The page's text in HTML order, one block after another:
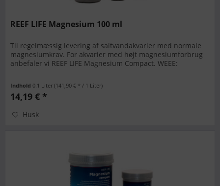
REEF LIFE Magnesium 100 ml
Til regelmæssig levering af saltvandakvarier med normale
magnesiumkrav. For akvarier med højt magnesiumforbrug
anbefaler vi REEF LIFE Magnesium Compact. WEEE:
Indhold 0.1 Liter(141,90 € * / 1 Liter)
14,19 € *
Husk